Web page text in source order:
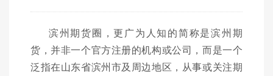
滨州期货圈，更广为人知的简称是滨州期
货，并非一个官方注册的机构或公司，而是一个
泛指在山东省滨州市及周边地区，从事或关注期